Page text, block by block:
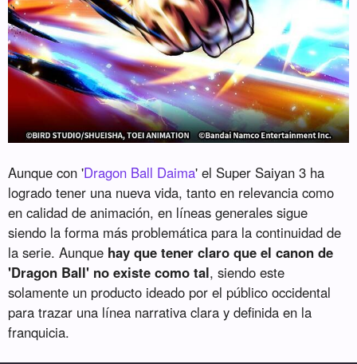
Aunque con 'Dragon Ball Daima' el Super Saiyan 3 ha
logrado tener una nueva vida, tanto en relevancia como
en calidad de animación, en líneas generales sigue
siendo la forma más problemática para la continuidad de
la serie. Aunque hay que tener claro que el canon de
'Dragon Ball' no existe como tal, siendo este
solamente un producto ideado por el público occidental
para trazar una línea narrativa clara y definida en la
franquicia.